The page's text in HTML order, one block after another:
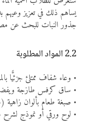
يساهم ذلك في تعزيز وعيهم
جذور النبات للبحث عن
2.2 المواد المطلوبة
• وعاء شفاف ممتلئ جزئيًّا
• ساق كرفس طازجة
• صبغة طعام بألوان زاهية
• لوح ورقي أو نموذج لشرح